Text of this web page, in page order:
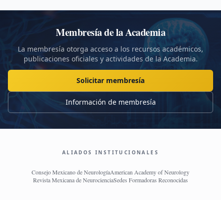
Membresía de la Academia
La membresía otorga acceso a los recursos académicos,
publicaciones oficiales y actividades de la Academia.
Solicitar membresía
Información de membresía
ALIADOS INSTITUCIONALES
Consejo Mexicano de NeurologíaAmerican Academy of Neurology
Revista Mexicana de NeurocienciaSedes Formadoras Reconocidas